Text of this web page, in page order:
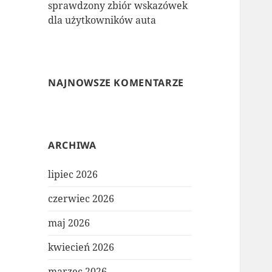
sprawdzony zbiór wskazówek
dla użytkowników auta
NAJNOWSZE KOMENTARZE
ARCHIWA
lipiec 2026
czerwiec 2026
maj 2026
kwiecień 2026